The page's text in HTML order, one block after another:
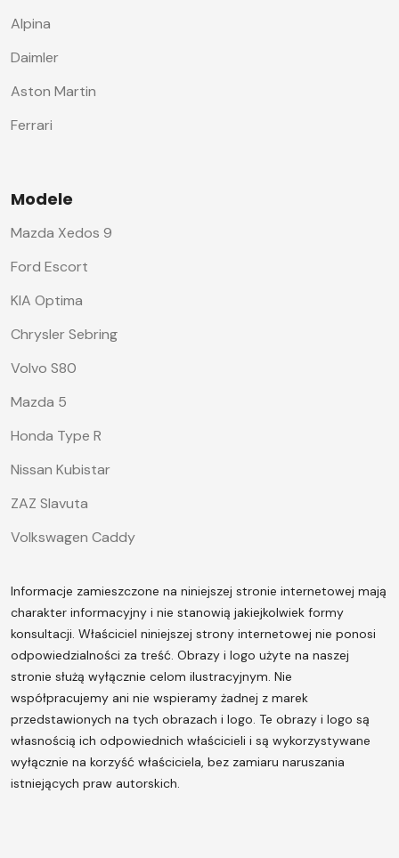
Alpina
Daimler
Aston Martin
Ferrari
Modele
Mazda Xedos 9
Ford Escort
KIA Optima
Chrysler Sebring
Volvo S80
Mazda 5
Honda Type R
Nissan Kubistar
ZAZ Slavuta
Volkswagen Caddy
Informacje zamieszczone na niniejszej stronie internetowej mają
charakter informacyjny i nie stanowią jakiejkolwiek formy
konsultacji. Właściciel niniejszej strony internetowej nie ponosi
odpowiedzialności za treść. Obrazy i logo użyte na naszej
stronie służą wyłącznie celom ilustracyjnym. Nie
współpracujemy ani nie wspieramy żadnej z marek
przedstawionych na tych obrazach i logo. Te obrazy i logo są
własnością ich odpowiednich właścicieli i są wykorzystywane
wyłącznie na korzyść właściciela, bez zamiaru naruszania
istniejących praw autorskich.